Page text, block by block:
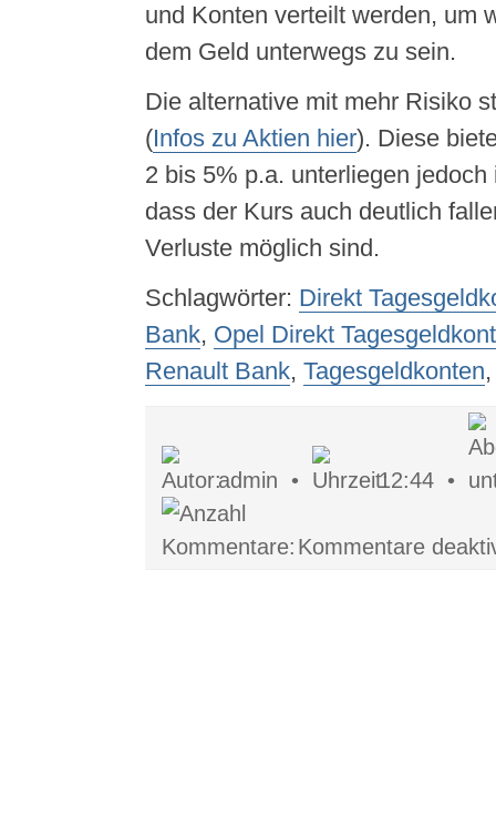
und Konten verteilt werden, um
dem Geld unterwegs zu sein.
Die alternative mit mehr Risiko
(Infos zu Aktien hier). Diese
2 bis 5% p.a. unterliegen
dass der Kurs auch deutlich
Verluste möglich sind.
Schlagwörter: Direkt
Bank, Opel Direkt
Renault Bank, Tagesgeldkonten
admin • 12:44 •
Kommentare